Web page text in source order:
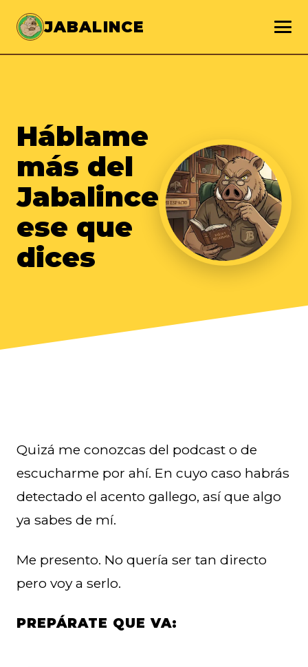
JABALINCE
Háblame
más del
Jabalince
ese que
dices
Quizá me conozcas del podcast o de
escucharme por ahí. En cuyo caso habrás
detectado el acento gallego, así que algo
ya sabes de mí.
Me presento. No quería ser tan directo
pero voy a serlo.
PREPÁRATE QUE VA: